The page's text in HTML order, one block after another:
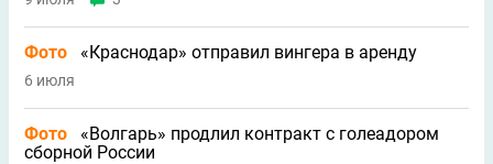
Фото «Краснодар» отправил вингера в аренду
6 июля
Фото
«Волгарь» продлил контракт с голеадором
сборной России